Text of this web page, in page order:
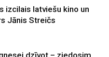
izcilais latviešu kino un
Jānis Streičs
dzīvot – ziedosim